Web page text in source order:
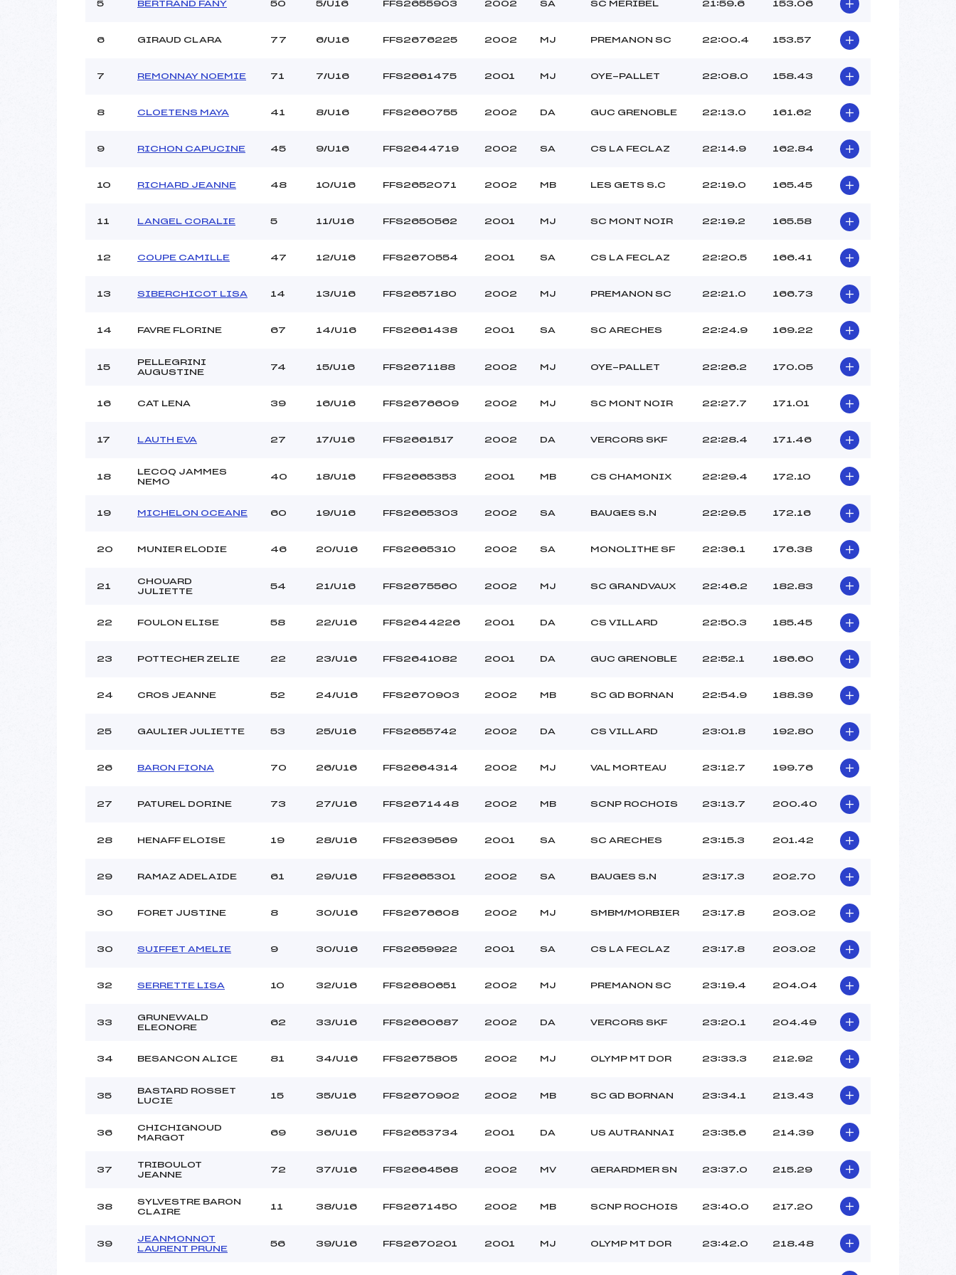
5 BERTRAND FANY 50 5/U16 FFS2655903 2002 SA SC MERIBEL 21:59.6 153.06
6 GIRAUD CLARA 77 6/U16 FFS2676225 2002 MJ PREMANON SC 22:00.4 153.57
7 REMONNAY NOEMIE 71 7/U16 FFS2661475 2001 MJ OYE-PALLET 22:08.0 158.43
8 CLOETENS MAYA 41 8/U16 FFS2660755 2002 DA GUC GRENOBLE 22:13.0 161.62
9 RICHON CAPUCINE 45 9/U16 FFS2644719 2002 SA CS LA FECLAZ 22:14.9 162.84
10 RICHARD JEANNE 48 10/U16 FFS2652071 2002 MB LES GETS S.C 22:19.0 165.45
11 LANGEL CORALIE 5 11/U16 FFS2650562 2001 MJ SC MONT NOIR 22:19.2 165.58
12 COUPE CAMILLE 47 12/U16 FFS2670554 2001 SA CS LA FECLAZ 22:20.5 166.41
13 SIBERCHICOT LISA 14 13/U16 FFS2657180 2002 MJ PREMANON SC 22:21.0 166.73
14 FAVRE FLORINE 67 14/U16 FFS2661438 2001 SA SC ARECHES 22:24.9 169.22
15
PELLEGRINI
AUGUSTINE
74 15/U16 FFS2671188 2002 MJ OYE-PALLET 22:26.2 170.05
16 CAT LENA 39 16/U16 FFS2676609 2002 MJ SC MONT NOIR 22:27.7 171.01
17 LAUTH EVA 27 17/U16 FFS2661517 2002 DA VERCORS SKF 22:28.4 171.46
18
LECOQ JAMMES
NEMO
40 18/U16 FFS2665353 2001 MB CS CHAMONIX 22:29.4 172.10
19 MICHELON OCEANE 60 19/U16 FFS2665303 2002 SA BAUGES S.N 22:29.5 172.16
20 MUNIER ELODIE 46 20/U16 FFS2665310 2002 SA MONOLITHE SF 22:36.1 176.38
21
CHOUARD
JULIETTE
54 21/U16 FFS2675560 2002 MJ SC GRANDVAUX 22:46.2 182.83
22 FOULON ELISE 58 22/U16 FFS2644226 2001 DA CS VILLARD 22:50.3 185.45
23 POTTECHER ZELIE 22 23/U16 FFS2641082 2001 DA GUC GRENOBLE 22:52.1 186.60
24 CROS JEANNE 52 24/U16 FFS2670903 2002 MB SC GD BORNAN 22:54.9 188.39
25 GAULIER JULIETTE 53 25/U16 FFS2655742 2002 DA CS VILLARD 23:01.8 192.80
26 BARON FIONA 70 26/U16 FFS2664314 2002 MJ VAL MORTEAU 23:12.7 199.76
27 PATUREL DORINE 73 27/U16 FFS2671448 2002 MB SCNP ROCHOIS 23:13.7 200.40
28 HENAFF ELOISE 19 28/U16 FFS2639569 2001 SA SC ARECHES 23:15.3 201.42
29 RAMAZ ADELAIDE 61 29/U16 FFS2665301 2002 SA BAUGES S.N 23:17.3 202.70
30 FORET JUSTINE 8 30/U16 FFS2676608 2002 MJ SMBM/MORBIER 23:17.8 203.02
30 SUIFFET AMELIE 9 30/U16 FFS2659922 2001 SA CS LA FECLAZ 23:17.8 203.02
32 SERRETTE LISA 10 32/U16 FFS2680651 2002 MJ PREMANON SC 23:19.4 204.04
33
GRUNEWALD
ELEONORE
62 33/U16 FFS2660687 2002 DA VERCORS SKF 23:20.1 204.49
34 BESANCON ALICE 81 34/U16 FFS2675805 2002 MJ OLYMP MT DOR 23:33.3 212.92
35
BASTARD ROSSET
LUCIE
15 35/U16 FFS2670902 2002 MB SC GD BORNAN 23:34.1 213.43
36
CHICHIGNOUD
MARGOT
69 36/U16 FFS2653734 2001 DA US AUTRANNAI 23:35.6 214.39
37
TRIBOULOT
JEANNE
72 37/U16 FFS2664568 2002 MV GERARDMER SN 23:37.0 215.29
38
SYLVESTRE BARON
CLAIRE
11 38/U16 FFS2671450 2002 MB SCNP ROCHOIS 23:40.0 217.20
39
JEANMONNOT
LAURENT PRUNE
56 39/U16 FFS2670201 2001 MJ OLYMP MT DOR 23:42.0 218.48